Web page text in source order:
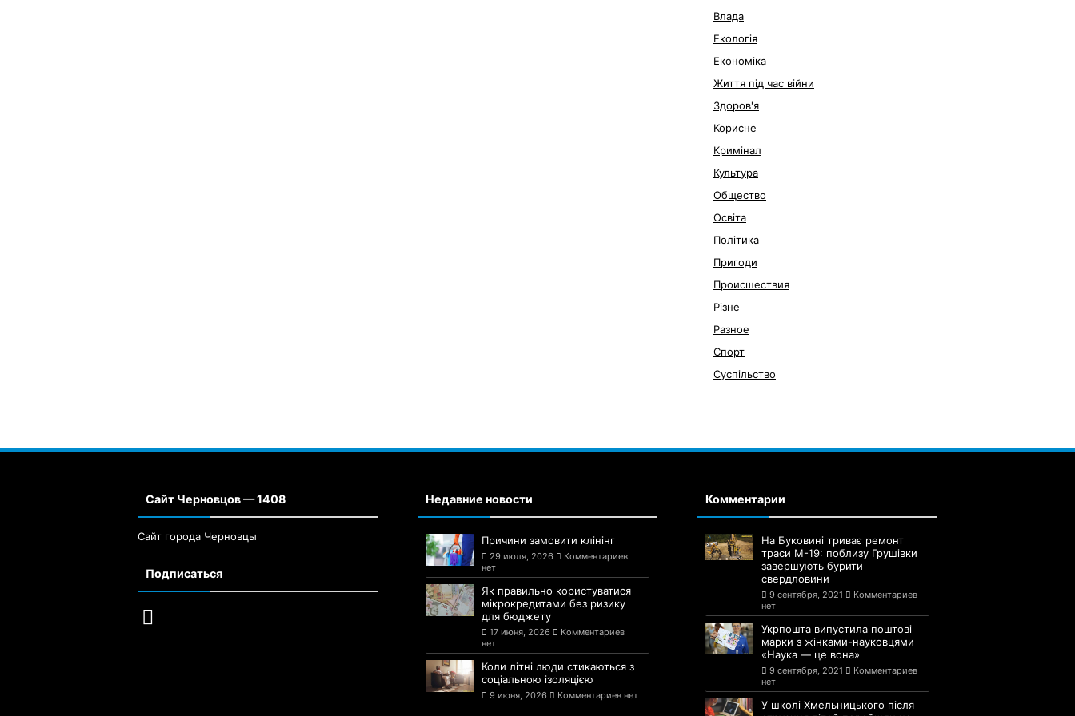
Влада
Екологія
Економіка
Життя під час війни
Здоров'я
Корисне
Кримінал
Культура
Общество
Освіта
Політика
Пригоди
Происшествия
Різне
Разное
Спорт
Суспільство
Сайт Черновцов — 1408
Сайт города Черновцы
Подписаться
Недавние новости
Причини замовити клінінг
29 июля, 2026
Комментариев
нет
Як правильно користуватися
мікрокредитами без ризику
для бюджету
17 июня, 2026
Комментариев
нет
Коли літні люди стикаються з
соціальною ізоляцією
9 июня, 2026 Комментариев нет
Комментарии
На Буковині триває ремонт
траси М-19: поблизу Грушівки
завершують бурити
свердловини
9 сентября, 2021
Комментариев
нет
Укрпошта випустила поштові
марки з жінками-науковцями
«Наука — це вона»
9 сентября, 2021
Комментариев
нет
У школі Хмельницького після